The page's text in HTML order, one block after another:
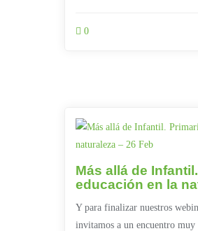
0
Más allá de
educación en la
Y para finalizar nuestros
invitamos a un encuentro muy